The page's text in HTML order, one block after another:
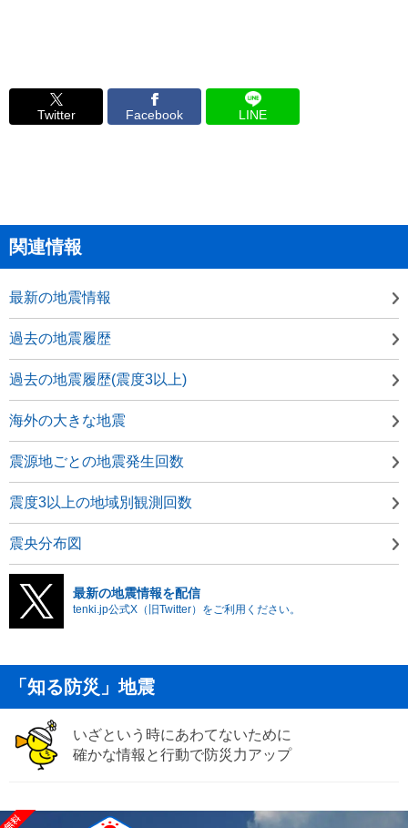
Twitter Facebook LINE
関連情報
最新の地震情報
過去の地震履歴
過去の地震履歴(震度3以上)
海外の大きな地震
震源地ごとの地震発生回数
震度3以上の地域別観測回数
震央分布図
最新の地震情報を配信
tenki.jp公式X（旧Twitter）をご利用ください。
「知る防災」地震
いざという時にあわてないために
確かな情報と行動で防災力アップ